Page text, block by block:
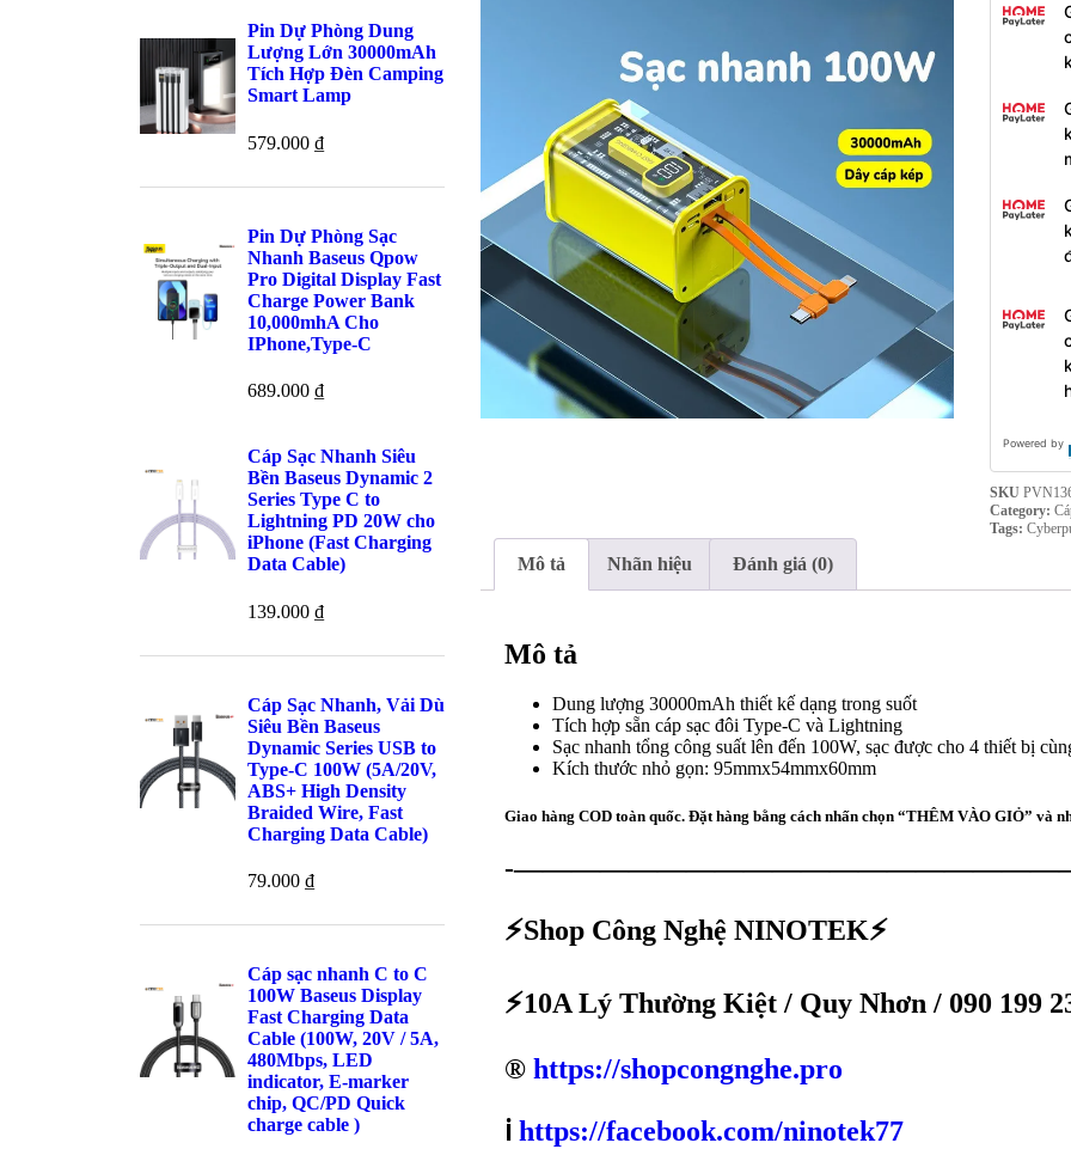
Pin Dự Phòng Dung
Lượng Lớn 30000mAh
Tích Hợp Đèn Camping
Smart Lamp
579.000 ₫
Pin Dự Phòng Sạc
Nhanh Baseus Qpow
Pro Digital Display Fast
Charge Power Bank
10,000mhA Cho
IPhone,Type-C
689.000 ₫
Cáp Sạc Nhanh Siêu
Bền Baseus Dynamic 2
Series Type C to
Lightning PD 20W cho
iPhone (Fast Charging
Data Cable)
139.000 ₫
Cáp Sạc Nhanh, Vải Dù
Siêu Bền Baseus
Dynamic Series USB to
Type-C 100W (5A/20V,
ABS+ High Density
Braided Wire, Fast
Charging Data Cable)
79.000 ₫
Cáp sạc nhanh C to C
100W Baseus Display
Fast Charging Data
Cable (100W, 20V / 5A,
480Mbps, LED
indicator, E-marker
chip, QC/PD Quick
charge cable )
Powered by
SKU
Category:
Tags:
Mô tả Nhãn hiệu Đánh giá (0)
Mô tả
Dung lượng 30000mAh thiết kế dạng trong suốt
Tích hợp sẵn cáp sạc đôi Type-C và Lightning
Sạc nhanh tổng công suất lên đến 100W, sạc được cho 4 thiết bị
Kích thước nhỏ gọn: 95mmx54mmx60mm
Giao hàng COD toàn quốc. Đặt hàng bằng cách nhấn chọn “THÊM VÀO GIỎ” và
-
⚡Shop Công Nghệ NINOTEK⚡
⚡10A Lý Thường Kiệt / Quy Nhơn / 090 199
®️ https://shopcongnghe.pro
ℹ️ https://facebook.com/ninotek77